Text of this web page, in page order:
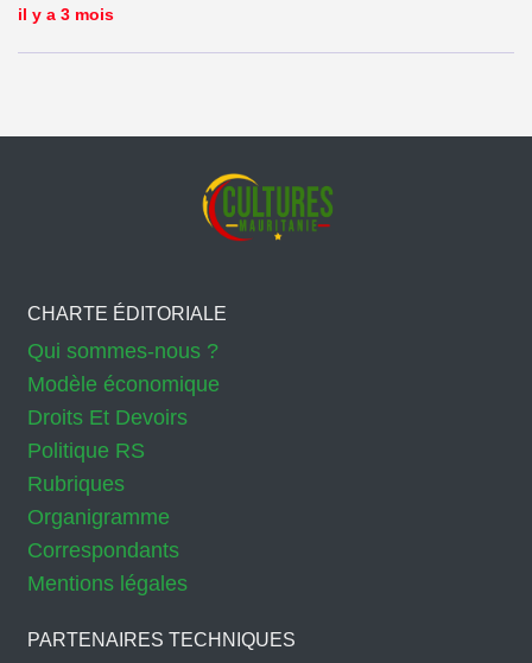
il y a 3 mois
CHARTE ÉDITORIALE
Qui sommes-nous ?
Modèle économique
Droits Et Devoirs
Politique RS
Rubriques
Organigramme
Correspondants
Mentions légales
PARTENAIRES TECHNIQUES